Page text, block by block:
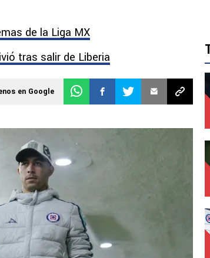
de la Liga MX
tras salir de Liberia
en Google